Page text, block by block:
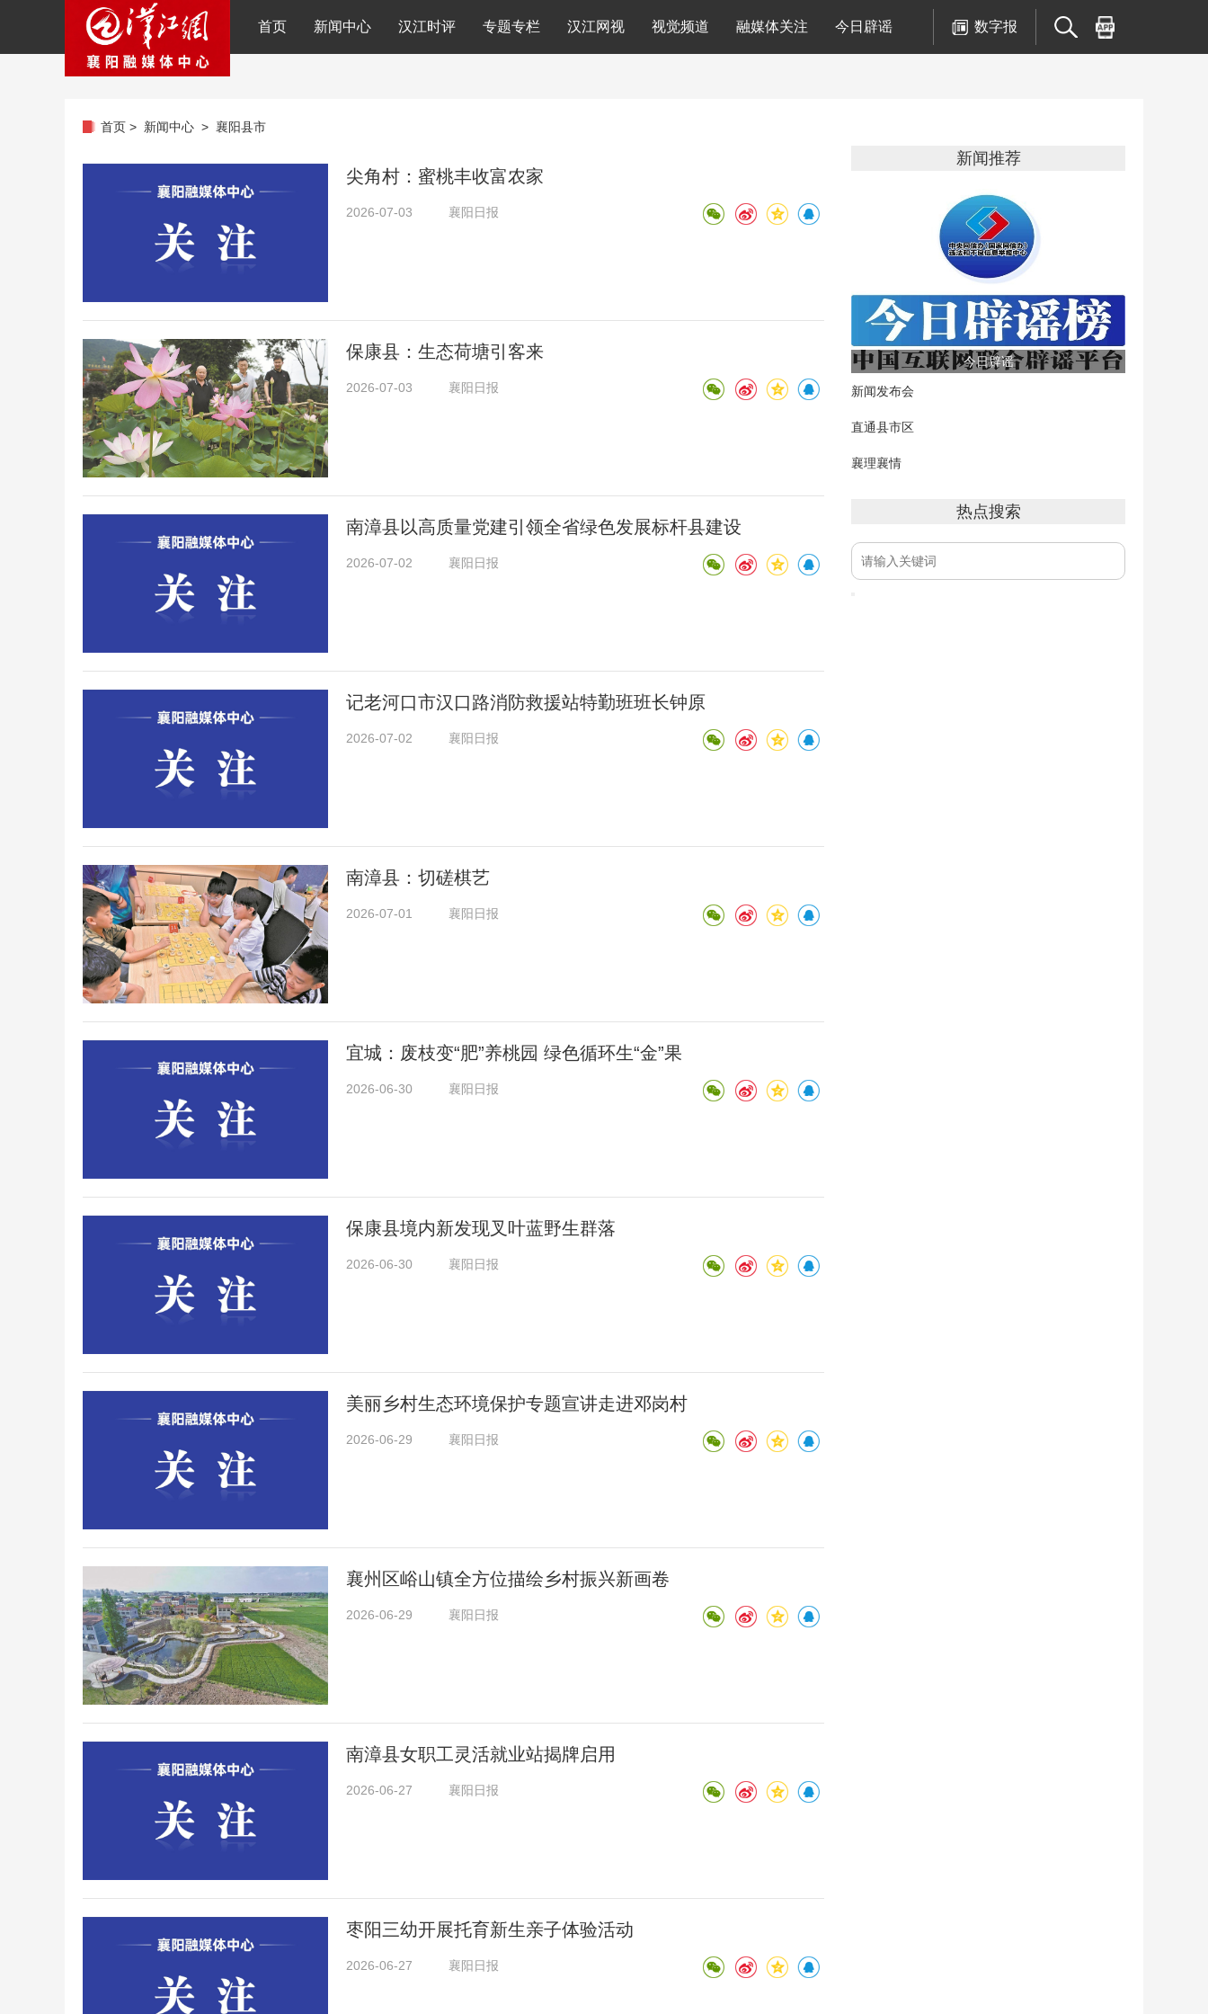
首页 新闻中心 汉江时评 专题专栏 汉江网视 视觉频道 融媒体关注 今日辟谣 数字报
首页 > 新闻中心 > 襄阳县市
尖角村：蜜桃丰收富农家
2026-07-03 襄阳日报
保康县：生态荷塘引客来
2026-07-03 襄阳日报
南漳县以高质量党建引领全省绿色发展标杆县建设
2026-07-02 襄阳日报
记老河口市汉口路消防救援站特勤班班长钟原
2026-07-02 襄阳日报
南漳县：切磋棋艺
2026-07-01 襄阳日报
宜城：废枝变“肥”养桃园 绿色循环生“金”果
2026-06-30 襄阳日报
保康县境内新发现叉叶蓝野生群落
2026-06-30 襄阳日报
美丽乡村生态环境保护专题宣讲走进邓岗村
2026-06-29 襄阳日报
襄州区峪山镇全方位描绘乡村振兴新画卷
2026-06-29 襄阳日报
南漳县女职工灵活就业站揭牌启用
2026-06-27 襄阳日报
枣阳三幼开展托育新生亲子体验活动
2026-06-27 襄阳日报
新闻推荐
今日辟谣
新闻发布会
直通县市区
襄理襄情
热点搜索